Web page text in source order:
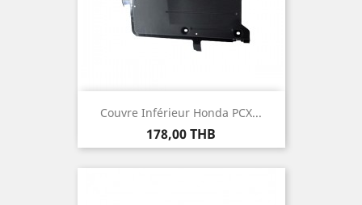
Couvre Inférieur Honda PCX...
Prix
178,00 THB